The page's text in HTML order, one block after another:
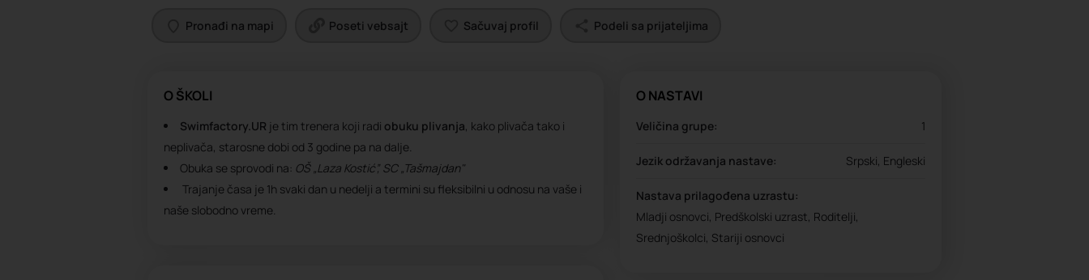
Pronađi na mapi Poseti vebsajt Sačuvaj profil Podeli sa prijateljima
O ŠKOLI
Swimfactory.UR je tim trenera koji radi obuku plivanja, kako plivača tako i
neplivača, starosne dobi od 3 godine pa na dalje.
Obuka se sprovodi na: OŠ „Laza Kostić”, SC „Tašmajdan"
Trajanje časa je 1h svaki dan u nedelji a termini su fleksibilni u odnosu na vaše i
naše slobodno vreme.
O NASTAVI
Veličina grupe: 1
Jezik održavanja nastave: Srpski, Engleski
Nastava prilagođena uzrastu:
Mladji osnovci, Predškolski uzrast, Roditelji,
Srednjoškolci, Stariji osnovci